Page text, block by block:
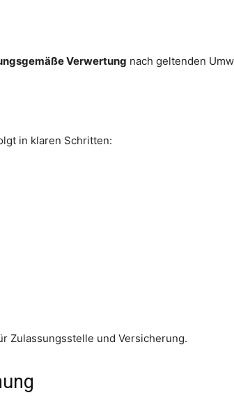
Verwertung nach geltenden
in klaren Schritten:
Zulassungsstelle und Versicherung.